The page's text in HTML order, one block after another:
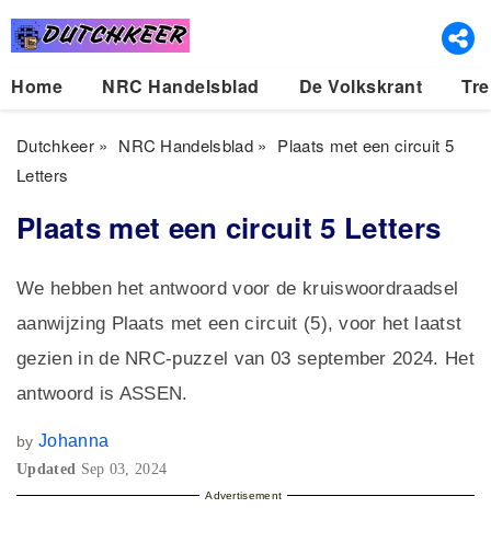
Home NRC Handelsblad De Volkskrant
Dutchkeer» NRC Handelsblad » Plaats met een circuit 5
Letters
Plaats met een circuit 5 Letters
We hebben het antwoord voor de kruiswoordraadsel
aanwijzing Plaats met een circuit (5), voor het laatst
gezien in de NRC-puzzel van 03 september 2024. Het
antwoord is ASSEN.
by Johanna
Updated Sep 03, 2024
Advertisement